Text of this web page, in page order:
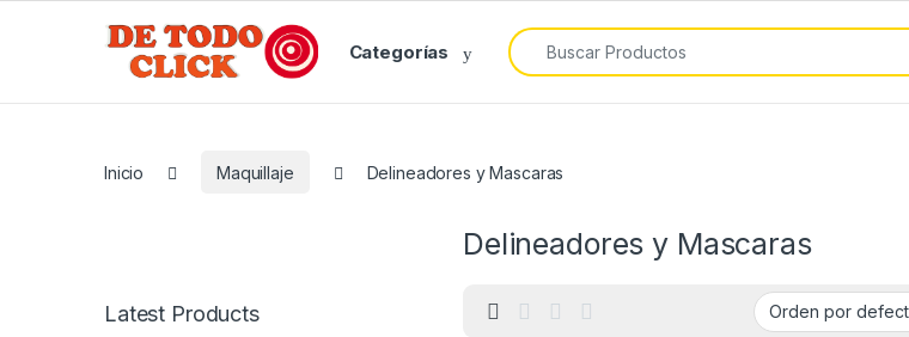
Categorías
Buscar por:
Inicio Maquillaje Delineadores y Mascaras
Delineadores y Mascaras
Latest Products